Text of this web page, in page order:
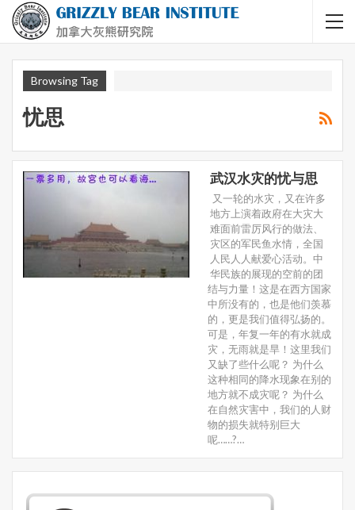
Browsing Tag
忧思
武汉水灾的忧与思
又一轮的水灾，又在许多
地方上演着政府在大灾大
难面前雷厉风行的做法、
灾区的军民鱼水情，全国
人民人人献爱心活动。中
华民族的展现的空前的团
结与力量！这是在西方国家
中所没有的，也是他们羡慕
的，更是我们值得弘扬的。
可是，年复一年的有水就成
灾，无雨就是旱！这里我们
又缺了些什么呢？ 为什么
这种相同的降水现象在别的
地方就不成灾呢？ 为什么
在自然灾害中，我们的人财
物的损失就特别巨大
呢……?…